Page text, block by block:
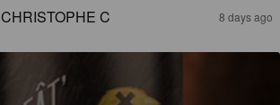
CHRISTOPHE C 8 days ago